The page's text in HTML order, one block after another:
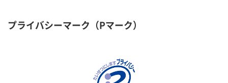
プライバシーマーク（Pマーク）